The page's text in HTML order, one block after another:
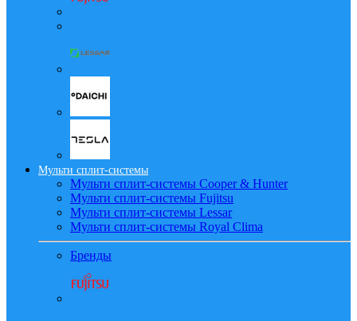
Мульти сплит-системы
Мульти сплит-системы Cooper & Hunter
Мульти сплит-системы Fujitsu
Мульти сплит-системы Lessar
Мульти сплит-системы Royal Clima
Бренды